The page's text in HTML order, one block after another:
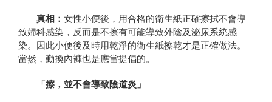
真相： 女性小便後，用合格的衛生紙正確擦拭不會導
致婦科感染，反而是不擦有可能導致外陰及泌尿系統感
染。因此小便後及時用乾淨的衛生紙擦乾才是正確做法。
當然，勤換內褲也是應當提倡的。
「擦，並不會導致陰道炎」